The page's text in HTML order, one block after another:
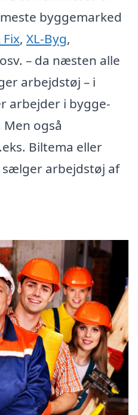
byggemarked
Fix, XL-Byg,
– da næsten alle
arbejdstøj – i
arbejder i bygge-
også
Biltema eller
arbejdstøj af